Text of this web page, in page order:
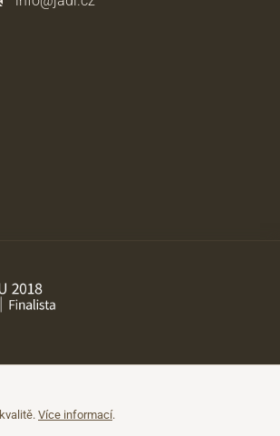
Více informací.